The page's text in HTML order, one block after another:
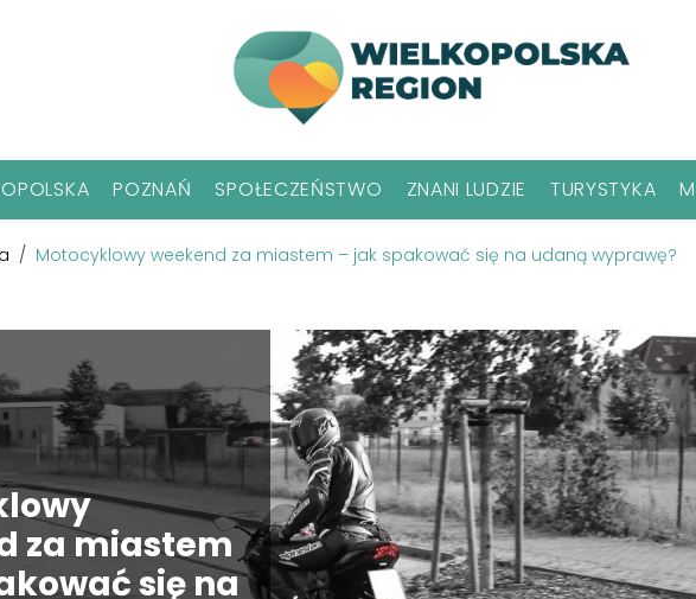
POZNAŃ SPOŁECZEŃSTWO ZNANI LUDZIE TURYSTYKA
/ Motocyklowy weekend za miastem – jak spakować się na udaną wyprawę?
za miastem
się na